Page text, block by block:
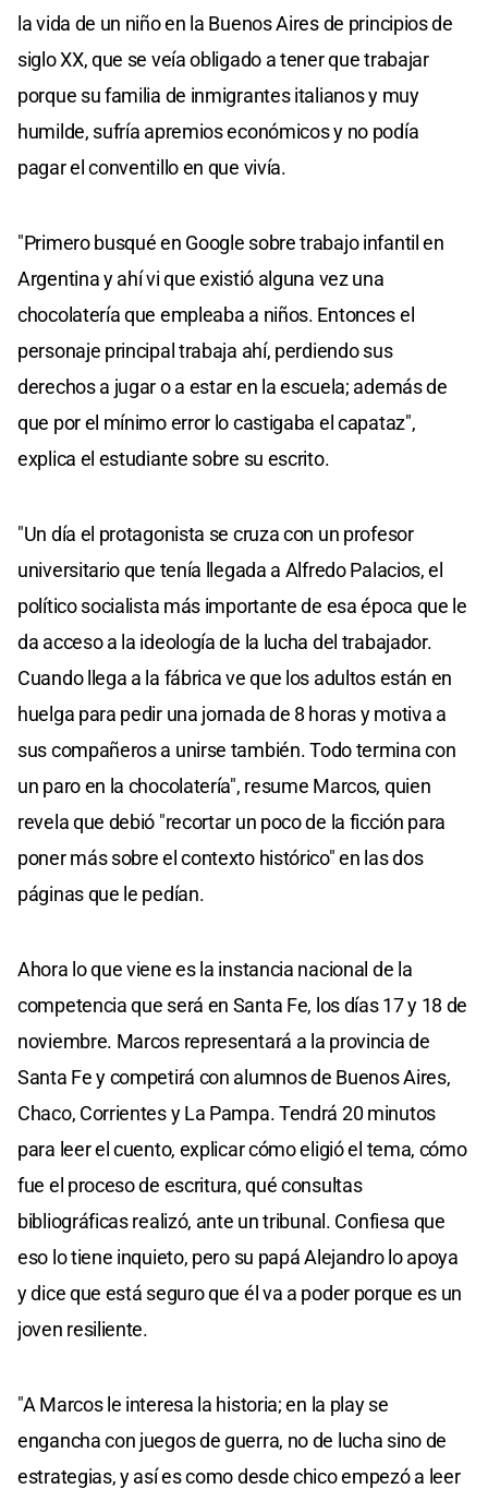
la vida de un niño en la Buenos Aires de principios de
siglo XX, que se veía obligado a tener que trabajar
porque su familia de inmigrantes italianos y muy
humilde, sufría apremios económicos y no podía
pagar el conventillo en que vivía.
"Primero busqué en Google sobre trabajo infantil en
Argentina y ahí vi que existió alguna vez una
chocolatería que empleaba a niños. Entonces el
personaje principal trabaja ahí, perdiendo sus
derechos a jugar o a estar en la escuela; además de
que por el mínimo error lo castigaba el capataz",
explica el estudiante sobre su escrito.
"Un día el protagonista se cruza con un profesor
universitario que tenía llegada a Alfredo Palacios, el
político socialista más importante de esa época que le
da acceso a la ideología de la lucha del trabajador.
Cuando llega a la fábrica ve que los adultos están en
huelga para pedir una jornada de 8 horas y motiva a
sus compañeros a unirse también. Todo termina con
un paro en la chocolatería", resume Marcos, quien
revela que debió "recortar un poco de la ficción para
poner más sobre el contexto histórico" en las dos
páginas que le pedían.
Ahora lo que viene es la instancia nacional de la
competencia que será en Santa Fe, los días 17 y 18 de
noviembre. Marcos representará a la provincia de
Santa Fe y competirá con alumnos de Buenos Aires,
Chaco, Corrientes y La Pampa. Tendrá 20 minutos
para leer el cuento, explicar cómo eligió el tema, cómo
fue el proceso de escritura, qué consultas
bibliográficas realizó, ante un tribunal. Confiesa que
eso lo tiene inquieto, pero su papá Alejandro lo apoya
y dice que está seguro que él va a poder porque es un
joven resiliente.
"A Marcos le interesa la historia; en la play se
engancha con juegos de guerra, no de lucha sino de
estrategias, y así es como desde chico empezó a leer